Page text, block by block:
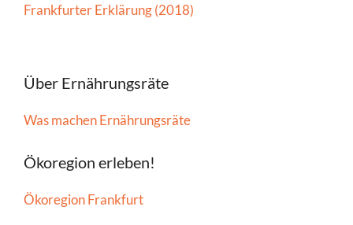
Frankfurter Erklärung (2018)
Über Ernährungsräte
Was machen Ernährungsräte
Ökoregion erleben!
Ökoregion Frankfurt